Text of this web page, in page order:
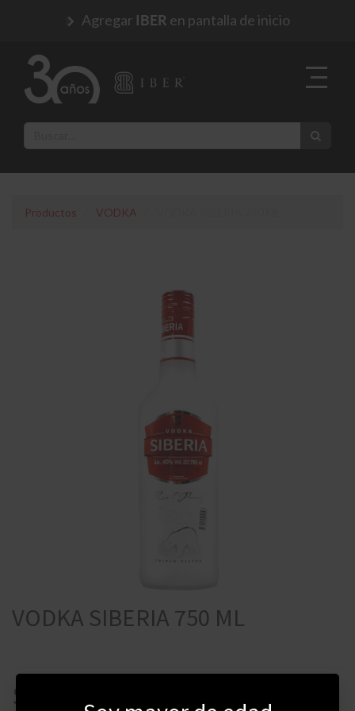
Agregar IBER en pantalla de inicio
Productos VODKA
VODKA SIBERIA 750 ML
$